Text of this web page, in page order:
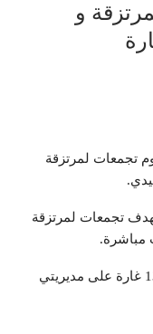
و
تجمعات لمرتزقة
تجمعات لمرتزقة
مباشرة.
وأشار المصدر إلى أن طيران العدوان شن 13 غارة على مديريتي